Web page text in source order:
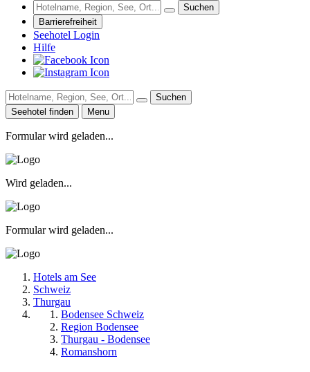
Suchen
Barrierefreiheit
Seehotel Login
Hilfe
Suchen
Seehotel finden
Menu
Formular wird geladen...
Wird geladen...
Formular wird geladen...
Hotels am See
Schweiz
Thurgau
Bodensee Schweiz
Region Bodensee
Thurgau - Bodensee
Romanshorn